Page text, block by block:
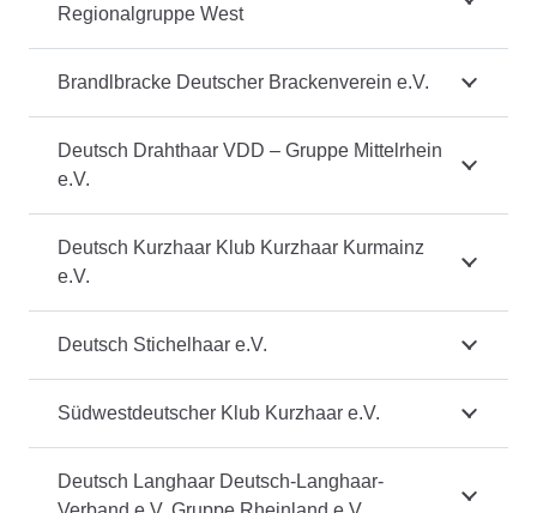
Regionalgruppe West
Brandlbracke Deutscher Brackenverein e.V.
Deutsch Drahthaar VDD – Gruppe Mittelrhein
e.V.
Deutsch Kurzhaar Klub Kurzhaar Kurmainz
e.V.
Deutsch Stichelhaar e.V.
Südwestdeutscher Klub Kurzhaar e.V.
Deutsch Langhaar Deutsch-Langhaar-